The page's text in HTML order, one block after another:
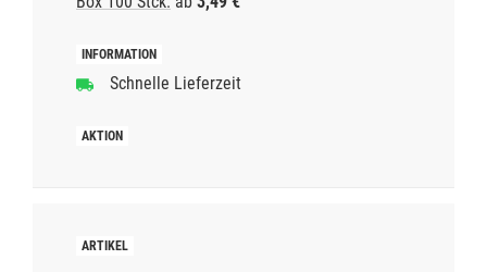
Schnelle Lieferzeit